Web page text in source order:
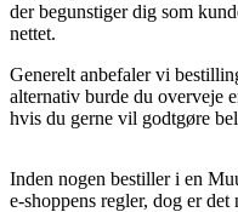
der begunstiger dig som
nettet.
Generelt anbefaler vi
alternativ burde du overveje
hvis du gerne vil godtgøre
Inden nogen bestiller i en
e-shoppens regler, dog er